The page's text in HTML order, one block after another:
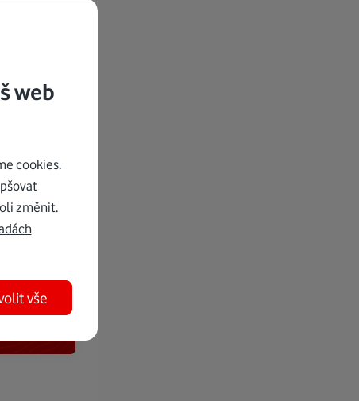
web
cookies.
změnit.
vše